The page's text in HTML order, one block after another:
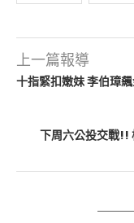
上一篇報導
十指緊扣嫩妹 李伯璋
下周六公投交戰!!